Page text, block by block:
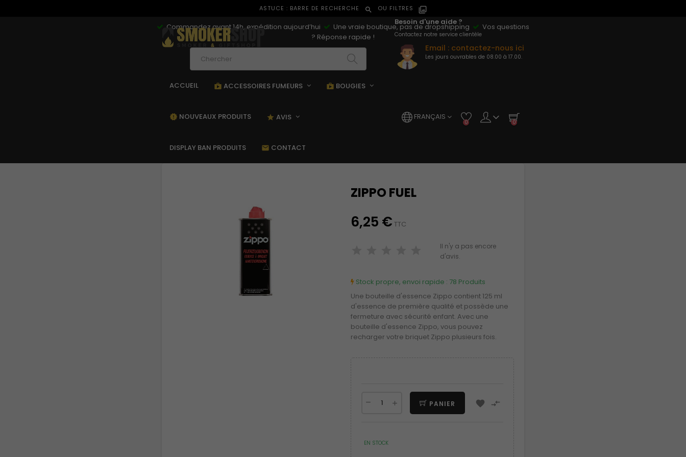
ASTUCE : BARRE DE RECHERCHE search OU FILTRES filter_alt
Commandez avant 14h, expédition aujourd’hui Une vraie boutique, pas de dropshipping
Vos questions
? Réponse rapide !
Besoin d'une aide ?
Contactez notre service clientèle
Email : contactez-nous ici
Les jours ouvrables de 08.00 à 17.00.
ACCUEIL shopping_bag
ACCESSOIRES FUMEURS shopping_bag
BOUGIES
new_releases NOUVEAUX PRODUITS star_rate
AVIS
DISPLAY BAN PRODUITS mail CONTACT
FRANÇAIS
0 0
ZIPPO FUEL
6,25 € TTC
Il n'y a pas encore
d'avis.
Stock propre, envoi rapide : 78 Produits
Une bouteille d'essence Zippo contient 125 ml
d'essence de première qualité et possède une
fermeture avec sécurité enfant. Avec une
bouteille d'essence Zippo, vous pouvez
recharger votre briquet Zippo plusieurs fois.
PANIER  
EN STOCK